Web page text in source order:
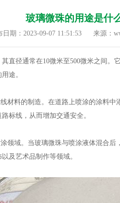
玻璃微珠的用途是什
日期：2023-09-07 11:51:53 来源：
径通常在10微米至500微米之间。
途。
材料的制造。在道路上喷涂的涂料中
标线，从而增加交通安全。
域。当玻璃微珠与喷涂液体混合后
及艺术品制作等领域。